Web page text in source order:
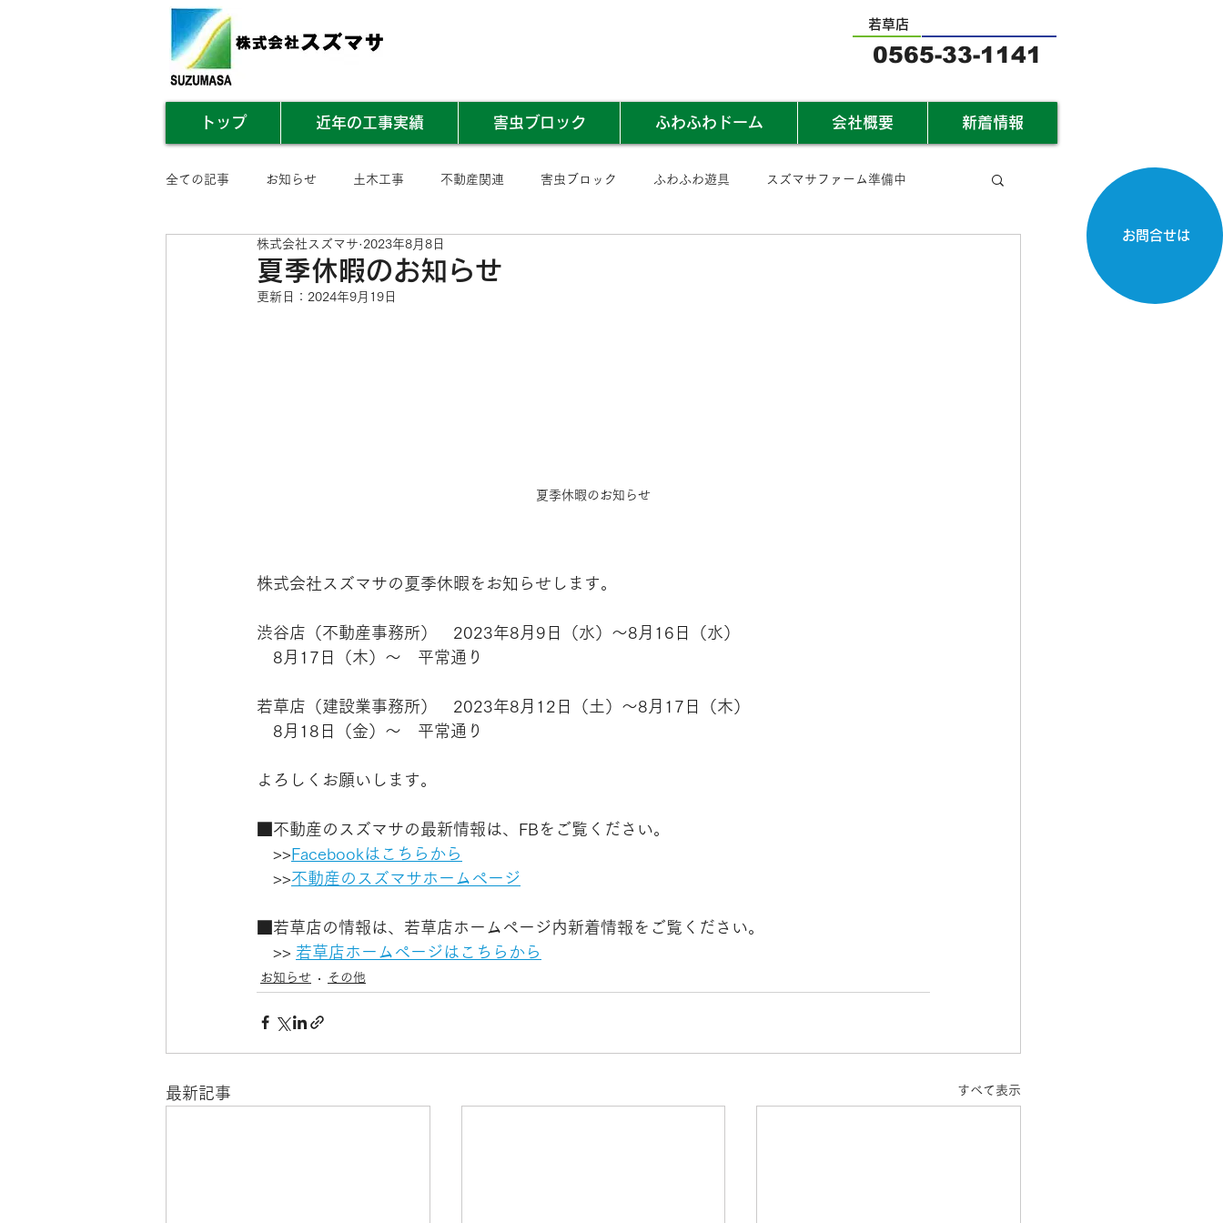
お問合せは
若草店
0565-33-1141
トップ 近年の工事実績 害虫ブロック ふわふわドーム 会社概要 新着情報
全ての記事 お知らせ 土木工事 不動産関連 害虫ブロック ふわふわ遊具 スズマサファーム準備中
業務内容まとめ その他
夏季休暇のお知らせ
株式会社スズマサ 2023年8月8日
更新日： 2024年9月19日
夏季休暇のお知らせ
株式会社スズマサの夏季休暇をお知らせします。
渋谷店（不動産事務所）　2023年8月9日（水）～8月16日（水）
8月17日（木）～　平常通り
若草店（建設業事務所）　2023年8月12日（土）～8月17日（木）
8月18日（金）～　平常通り
よろしくお願いします。
■不動産のスズマサの最新情報は、FBをご覧ください。
>>Facebookはこちらから
>>不動産のスズマサホームページ
■若草店の情報は、若草店ホームページ内新着情報をご覧ください。
>> 若草店ホームページはこちらから
お知らせ その他
最新記事 すべて表示